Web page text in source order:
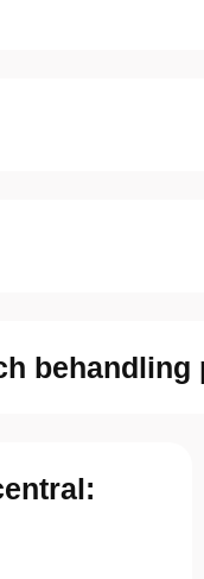
behandling